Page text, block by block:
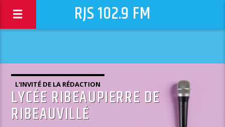
RJS 102.9 FM
L'INVITÉ DE LA RÉDACTION
LYCÉE RIBEAUPIERRE DE
RIBEAUVILLÉ